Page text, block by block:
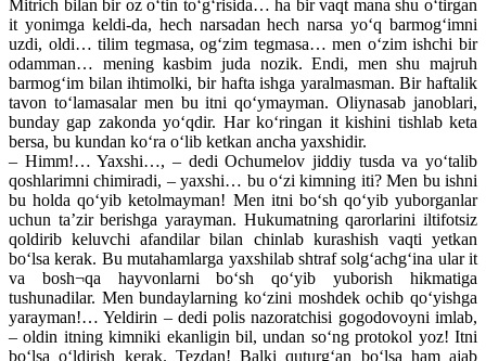
Mitrich bilan bir oz o‘tin to‘g‘risida… ha bir vaqt mana shu o‘tirgan
it yonimga keldi-da, hech narsadan hech narsa yo‘q barmog‘imni
uzdi, oldi… tilim tegmasa, og‘zim tegmasa… men o‘zim ishchi bir
odamman… mening kasbim juda nozik. Endi, men shu majruh
barmog‘im bilan ihtimolki, bir hafta ishga yaralmasman. Bir haftalik
tavon to‘lamasalar men bu itni qo‘ymayman. Oliynasab janoblari,
bunday gap zakonda yo‘qdir. Har ko‘ringan it kishini tishlab keta
bersa, bu kundan ko‘ra o‘lib ketkan ancha yaxshidir.
– Himm!… Yaxshi…, – dedi Ochumelov jiddiy tusda va yo‘talib
qoshlarimni chimiradi, – yaxshi… bu o‘zi kimning iti? Men bu ishni
bu holda qo‘yib ketolmayman! Men itni bo‘sh qo‘yib yuborganlar
uchun ta’zir berishga yarayman. Hukumatning qarorlarini iltifotsiz
qoldirib keluvchi afandilar bilan chinlab kurashish vaqti yetkan
bo‘lsa kerak. Bu mutahamlarga yaxshilab shtraf solg‘achg‘ina ular it
va bosh¬qa hayvonlarni bo‘sh qo‘yib yuborish hikmatiga
tushunadilar. Men bundaylarning ko‘zini moshdek ochib qo‘yishga
yarayman!… Yeldirin – dedi polis nazoratchisi gogodovoyni imlab,
– oldin itning kimniki ekanligin bil, undan so‘ng protokol yoz! Itni
bo‘lsa o‘ldirish kerak. Tezdan! Balki quturg‘an bo‘lsa ham ajab